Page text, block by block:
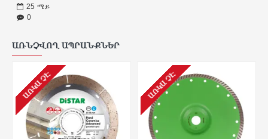
25 ሜይ
0
ԱՌՆՉՎՈՂ ԱՊՐԱՆՔՆԵՐ
ԱՌԿԱ ՉԷ ԱՌԿԱ ՉԷ